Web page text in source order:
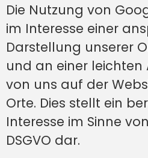
Die Nutzung von
im Interesse einer
Darstellung unserer
und an einer
von uns auf der
Orte. Dies stellt ein
Interesse im Sinne
DSGVO dar.